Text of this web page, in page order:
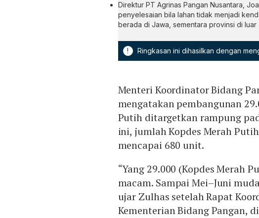
Direktur PT Agrinas Pangan Nusantara,
penyelesaian bila lahan tidak menjadi
berada di Jawa, sementara provinsi di luar
! Ringkasan ini dihasilkan dengan
Menteri Koordinator Bidang
mengatakan pembangunan
Putih ditargetkan rampung
ini, jumlah Kopdes Merah
mencapai 680 unit.
“Yang 29.000 (Kopdes Merah
macam. Sampai Mei–Juni
ujar Zulhas setelah Rapat
Kementerian Bidang Pangan,